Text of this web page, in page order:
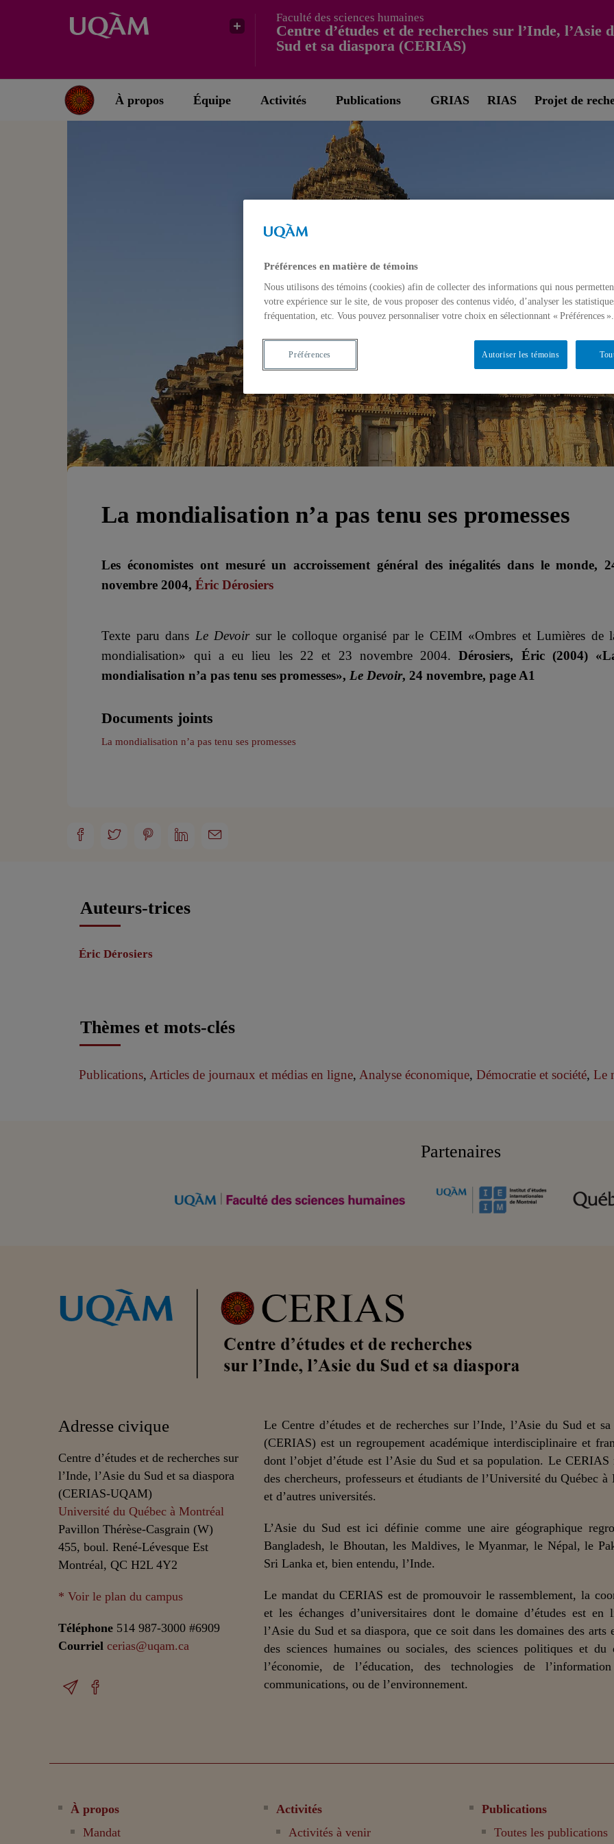
Faculté des sciences humaines
Centre d’études et de recherches sur l’Inde, l’Asie
Sud et sa diaspora (CERIAS)
À propos Équipe Activités Publications GRIAS RIAS Projet de
La mondialisation n’a pas tenu ses promesses
Les économistes ont mesuré un accroissement général des inégalités dans le monde,
novembre 2004,Éric Dérosiers
Texte paru dans Le Devoirsur le colloque organisé par le CEIM «Ombres et Lumières de
mondialisation» qui a eu lieu les 22 et 23 novembre 2004.Dérosiers, Éric (2004)
mondialisation n’a pas tenu ses promesses», Le Devoir, 24 novembre, page A1
Documents joints
La mondialisation n’a pas tenu ses promesses
Auteurs-trices
Éric Dérosiers
Thèmes et mots-clés
Publications, Articles de journaux et médias en ligne, Analyse économique, Démocratie et société, Le
Partenaires
Adresse civique
Centre d’études et de recherches sur
l’Inde, l’Asie du Sud et sa diaspora
(CERIAS-UQAM)
Université du Québec à Montréal
Pavillon Thérèse-Casgrain (W)
455, boul. René-Lévesque Est
Montréal, QC H2L 4Y2
* Voir le plan du campus
Téléphone 514 987-3000 #6909
Courriel cerias@uqam.ca
Le Centre d’études et de recherches sur l’Inde, l’Asie du Sud et sa
(CERIAS) est un regroupement académique interdisciplinaire et
dont l’objet d’étude est l’Asie du Sud et sa population. Le CERIAS
des chercheurs, professeurs et étudiants de l’Université du Québec à
et d’autres universités.
L’Asie du Sud est ici définie comme une aire géographique
Bangladesh, le Bhoutan, les Maldives, le Myanmar, le Népal, le
Sri Lanka et, bien entendu, l’Inde.
Le mandat du CERIAS est de promouvoir le rassemblement, la
et les échanges d’universitaires dont le domaine d’études est en
l’Asie du Sud et sa diaspora, que ce soit dans les domaines des arts
des sciences humaines ou sociales, des sciences politiques et du
l’économie, de l’éducation, des technologies de
communications, ou de l’environnement.
À propos
Mandat
Activités
Activités à venir
Publications
Toutes les publications
Préférences en matière de témoins
Nous utilisons des témoins (cookies) afin de collecter des informations qui nous
votre expérience sur le site, de vous proposer des contenus vidéo, d’analyser les
fréquentation, etc. Vous pouvez personnaliser votre choix en sélectionnant « Préférences ».
Autoriser les témoins
Préférences